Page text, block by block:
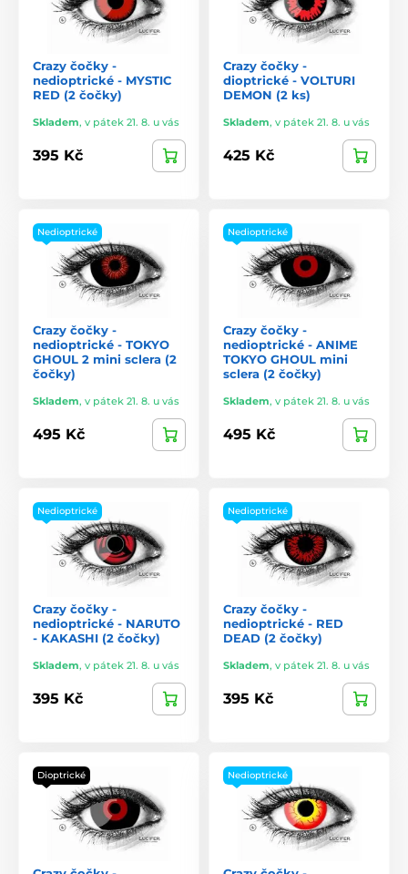
Crazy čočky -
nedioptrické - MYSTIC
RED (2 čočky)
Skladem, v pátek 21. 8. u vás
395 Kč
Crazy čočky -
dioptrické - VOLTURI
DEMON (2 ks)
Skladem, v pátek 21. 8. u vás
425 Kč
Nedioptrické
Crazy čočky -
nedioptrické - TOKYO
GHOUL 2 mini sclera (2
čočky)
Skladem, v pátek 21. 8. u vás
495 Kč
Nedioptrické
Crazy čočky -
nedioptrické - ANIME
TOKYO GHOUL mini
sclera (2 čočky)
Skladem, v pátek 21. 8. u vás
495 Kč
Nedioptrické
Crazy čočky -
nedioptrické - NARUTO
- KAKASHI (2 čočky)
Skladem, v pátek 21. 8. u vás
395 Kč
Nedioptrické
Crazy čočky -
nedioptrické - RED
DEAD (2 čočky)
Skladem, v pátek 21. 8. u vás
395 Kč
Dioptrické Nedioptrické